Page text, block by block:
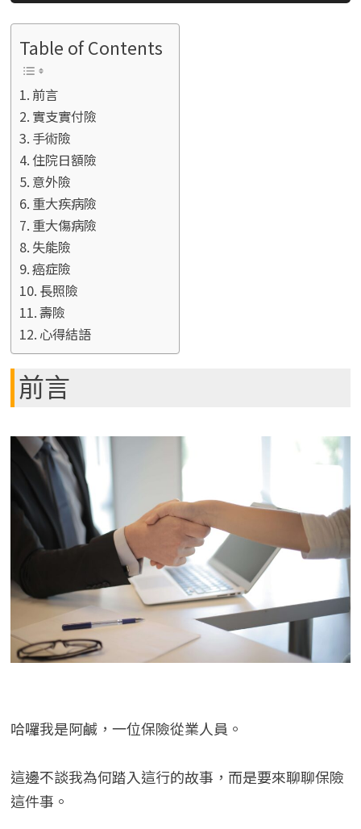
Table of Contents
前言
實支實付險
手術險
住院日額險
意外險
重大疾病險
重大傷病險
失能險
癌症險
長照險
壽險
心得結語
前言
哈囉我是阿鹹，一位保險從業人員。
這邊不談我為何踏入這行的故事，而是要來聊聊保險
這件事。